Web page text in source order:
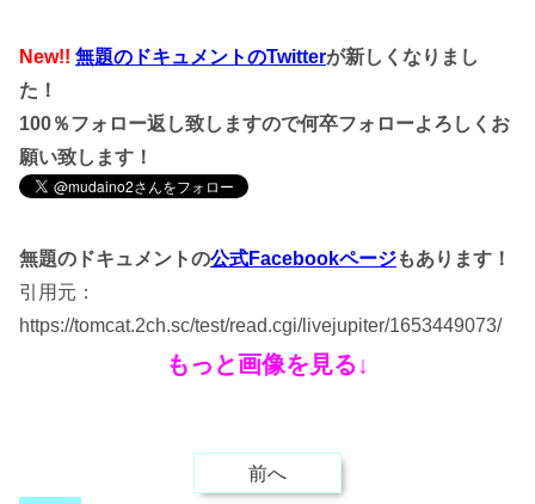
New!! 無題のドキュメントのTwitterが新しくなりまし
た！
100％フォロー返し致しますので何卒フォローよろしくお
願い致します！
無題のドキュメントの公式Facebookページもあります！
引用元：
https://tomcat.2ch.sc/test/read.cgi/livejupiter/1653449073/
もっと画像を見る↓
前へ